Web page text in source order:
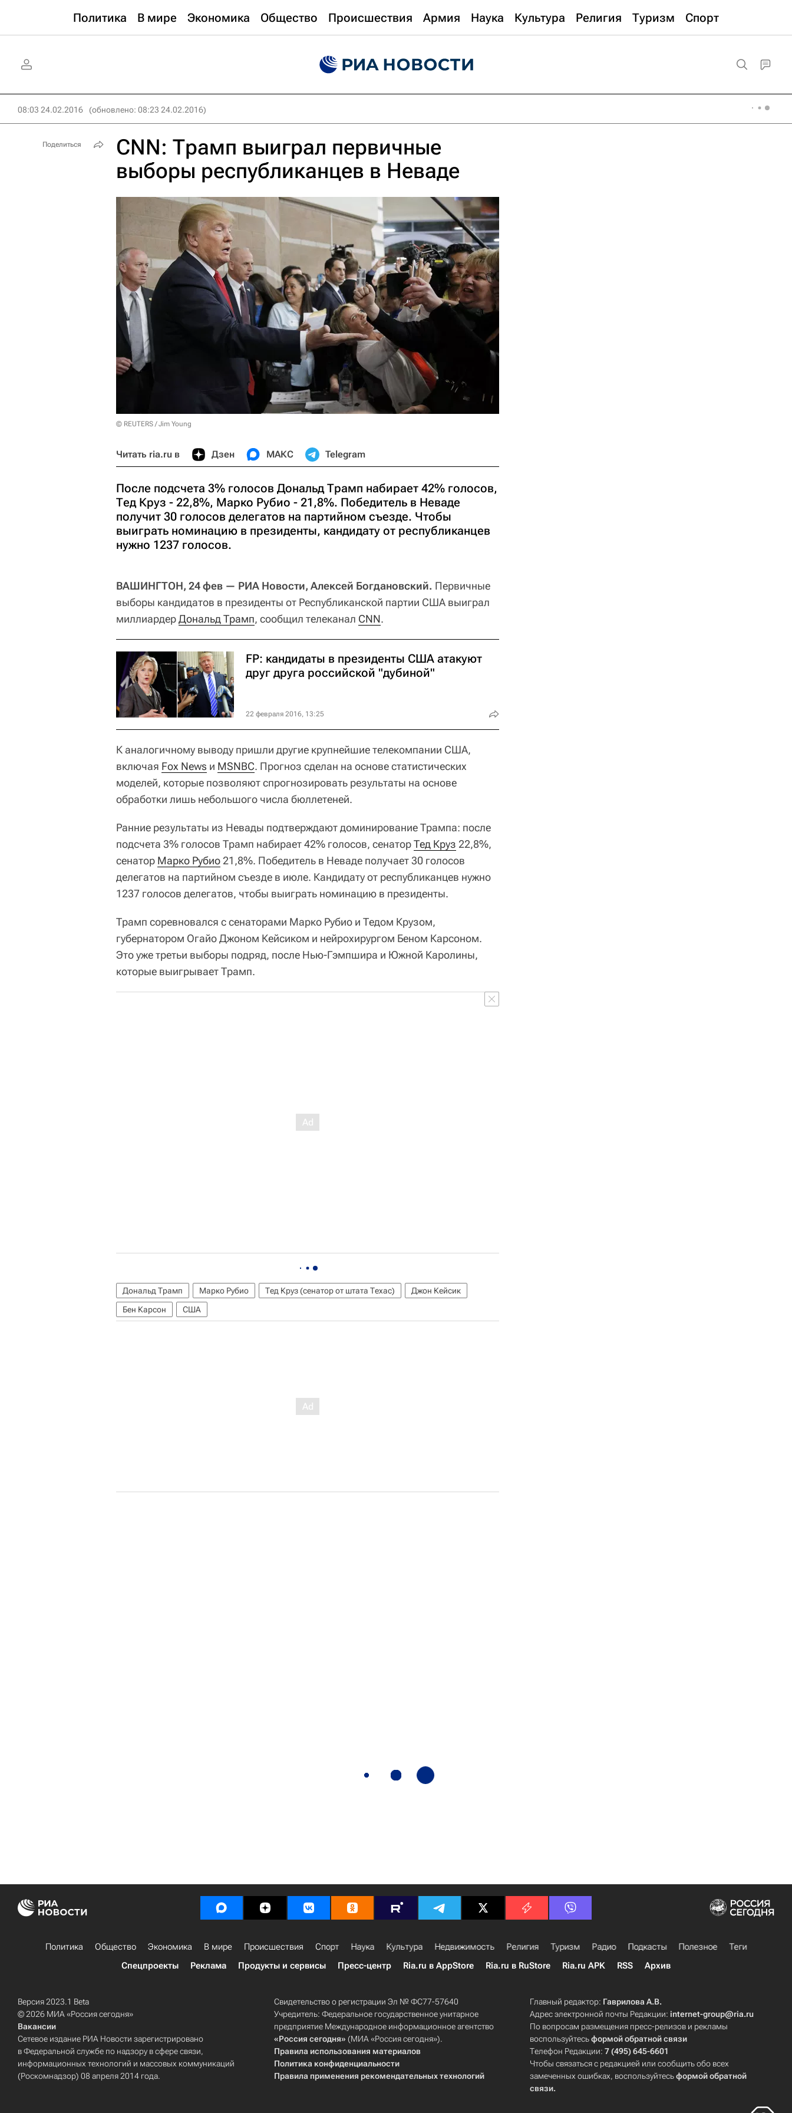
Политика В мире Экономика Общество Происшествия Армия Наука Культура Религия Туризм Спорт
08:03 24.02.2016 (обновлено: 08:23 24.02.2016)
CNN: Трамп выиграл первичные
выборы республиканцев в Неваде
© REUTERS / Jim Young
Читать ria.ru в Дзен МАКС Telegram
После подсчета 3% голосов Дональд Трамп набирает 42% голосов,
Тед Круз - 22,8%, Марко Рубио - 21,8%. Победитель в Неваде
получит 30 голосов делегатов на партийном съезде. Чтобы
выиграть номинацию в президенты, кандидату от республиканцев
нужно 1237 голосов.
ВАШИНГТОН, 24 фев — РИА Новости, Алексей Богдановский. Первичные
выборы кандидатов в президенты от Республиканской партии США выиграл
миллиардерДональд Трамп, сообщил телеканал CNN.
FP: кандидаты в президенты США атакуют
друг друга российской "дубиной"
22 февраля 2016, 13:25
К аналогичному выводу пришли другие крупнейшие телекомпании США,
включая Fox News и MSNBC. Прогноз сделан на основе статистических
моделей, которые позволяют спрогнозировать результаты на основе
обработки лишь небольшого числа бюллетеней.
Ранние результаты из Невады подтверждают доминирование Трампа: после
подсчета 3% голосов Трамп набирает 42% голосов, сенаторТед Круз 22,8%,
сенатор Марко Рубио 21,8%. Победитель в Неваде получает 30 голосов
делегатов на партийном съезде в июле. Кандидату от республиканцев нужно
1237 голосов делегатов, чтобы выиграть номинацию в президенты.
Трамп соревновался с сенаторами Марко Рубио и Тедом Крузом,
губернатором Огайо Джоном Кейсиком и нейрохирургом Беном Карсоном.
Это уже третьи выборы подряд, после Нью-Гэмпшира и Южной Каролины,
которые выигрывает Трамп.
Дональд Трамп Марко Рубио Тед Круз (сенатор от штата Техас)
Джон Кейсик
Бен Карсон
США
Поделиться
Политика Общество Экономика В мире Происшествия Спорт Наука Культура Недвижимость Религия Туризм Радио Подкасты Полезное
Теги
Спецпроекты
Реклама Продукты и сервисы Пресс-центр Ria.ru в AppStore Ria.ru в RuStore Ria.ru APK RSS Архив
Версия 2023.1 Beta
© 2026 МИА «Россия сегодня»
Вакансии
Сетевое издание РИА Новости зарегистрировано
в Федеральной службе по надзору в сфере связи,
информационных технологий и массовых коммуникаций
(Роскомнадзор) 08 апреля 2014 года.
Свидетельство о регистрации Эл № ФС77-57640
Учредитель: Федеральное государственное унитарное
предприятие Международное информационное агентство
«Россия сегодня» (МИА «Россия сегодня»).
Правила использования материалов
Политика конфиденциальности
Правила применения рекомендательных технологий
Главный редактор: Гаврилова А.В.
Адрес электронной почты Редакции:internet-group@ria.ru
По вопросам размещения пресс-релизов и рекламы
воспользуйтесьформой обратной связи
Телефон Редакции:7 (495) 645-6601
Чтобы связаться с редакцией или сообщить обо всех
замеченных ошибках, воспользуйтесьформой обратной
связи.